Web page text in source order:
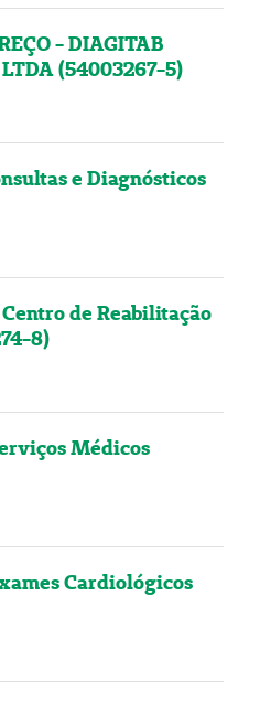
- DIAGITAB
(54003267-5)
e Diagnósticos
de Reabilitação
8)
Médicos
Cardiológicos